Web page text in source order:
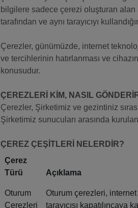
bilgilere sadece çerezi oluşturan alan
tarafından ve aynı tarayıcıyı
Çerezler, günümüzde, internet
ve tercihlerinin hatırlanması ve
konusudur.
ÇEREZLERİ KİM, NASIL
Çerezler, Şirketimiz ve gezintiniz
Şirketimiz sunucuları arasında
ÇEREZ ÇEŞİTLERİ NELERDİR?
Çerez
Türü
Açıklama
Oturum
Çerezleri
Oturum çerezleri, internet
tarayıcısı kapatılıncaya